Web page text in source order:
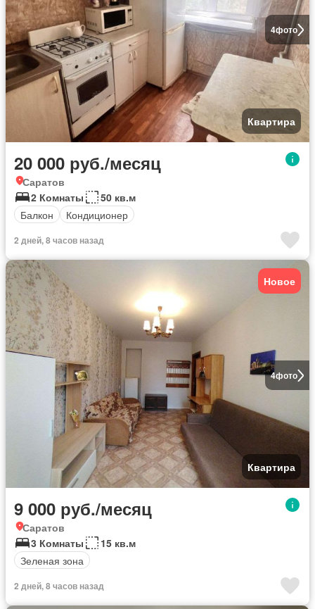
4фото
Квартира
20 000 руб./месяц
Саратов
2 Комнаты
50 кв.м
Балкон
Кондиционер
2 дней, 8 часов назад
4фото
Новое
Квартира
9 000 руб./месяц
Саратов
3 Комнаты
15 кв.м
Зеленая зона
2 дней, 8 часов назад